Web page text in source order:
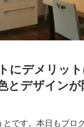
にデメリット
とデザイン
とです。本日もブロ